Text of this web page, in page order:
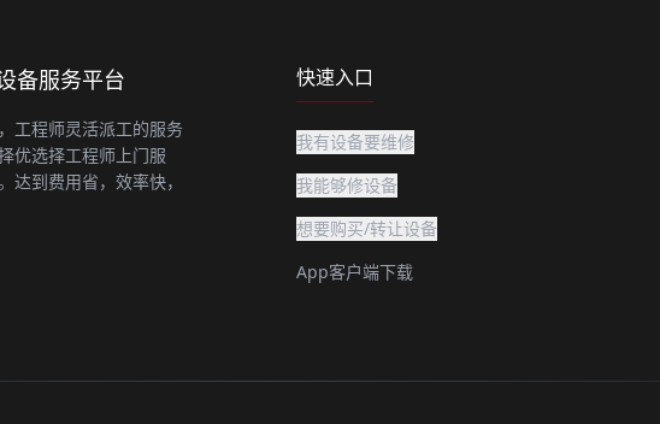
备服务平台
工程师灵活派工的服务
优选择工程师上门服
达到费用省，效率快，
快速入口
我有设备要维修
我能够修设备
想要购买/转让设备
App客户端下载